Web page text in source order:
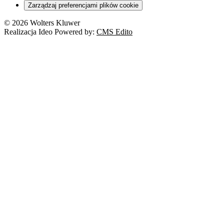
Zarządzaj preferencjami plików cookie
© 2026 Wolters Kluwer
Realizacja Ideo Powered by: CMS Edito